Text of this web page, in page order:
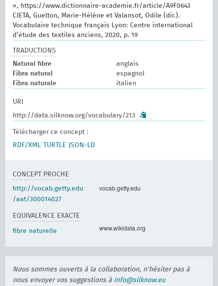
», https://www.dictionnaire-academie.fr/article/A9F0643
CIETA, Guelton, Marie-Hélène et Valansot, Odile (dir.).
Vocabulaire technique français Lyon: Centre international
d’étude des textiles anciens, 2020, p. 19
TRADUCTIONS
Natural fibre
anglais
Fibra natural
espagnol
Fibra naturale
italien
URI
http://data.silknow.org/vocabulary/213
Télécharger ce concept :
RDF/XML
TURTLE JSON-LD
CONCEPT PROCHE
http://vocab.getty.edu
/aat/300014027
vocab.getty.edu
EQUIVALENCE EXACTE
fibre naturelle www.wikidata.org
Nous sommes ouverts à la collaboration, n'hésiter pas à
nous envoyer vos suggestions à info@silknow.eu